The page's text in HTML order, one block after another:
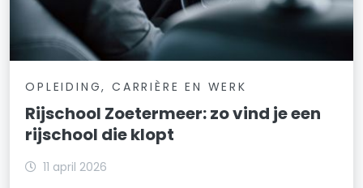
OPLEIDING, CARRIÈRE EN WERK
Rijschool Zoetermeer: zo vind je een
rijschool die klopt
11 april 2026